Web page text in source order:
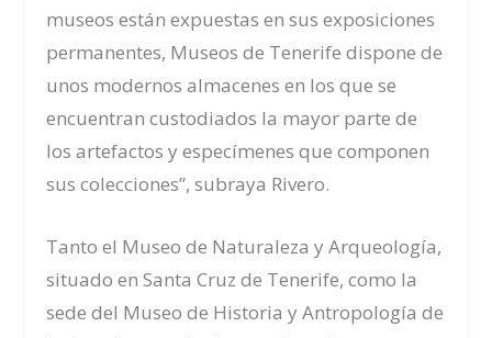
museos están expuestas en sus exposiciones
permanentes, Museos de Tenerife dispone de
unos modernos almacenes en los que se
encuentran custodiados la mayor parte de
los artefactos y especímenes que componen
sus colecciones”, subraya Rivero.
Tanto el Museo de Naturaleza y Arqueología,
situado en Santa Cruz de Tenerife, como la
sede del Museo de Historia y Antropología de